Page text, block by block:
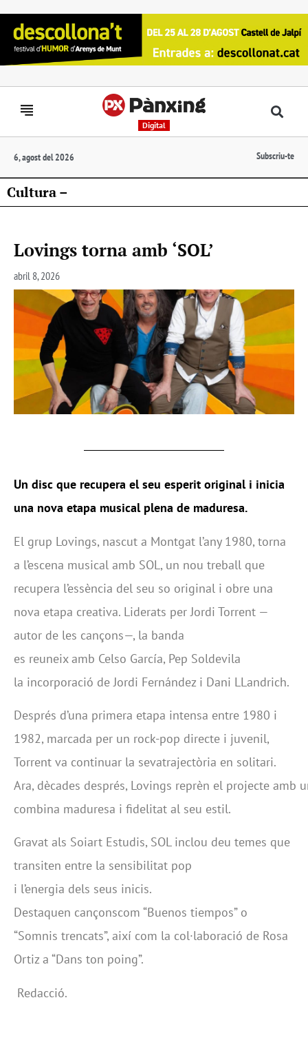
Digital
6, agost del 2026 Subscriu-te
Cultura –
Lovings torna amb ‘SOL’
abril 8, 2026
Un disc que recupera el seu esperit original i inicia
una nova etapa musical plena de maduresa.
El grup Lovings, nascut a Montgat l’any 1980, torna
a l’escena musical amb SOL, un nou treball que
recupera l’essència del seu so original i obre una
nova etapa creativa. Liderats per Jordi Torrent —
autor de les cançons—, la banda
es reuneix amb Celso García, Pep Soldevila
la incorporació de Jordi Fernández i Dani LLandrich.
Després d’una primera etapa intensa entre 1980 i
1982, marcada per un rock-pop directe i juvenil,
Torrent va continuar la sevatrajectòria en solitari.
Ara, dècades després, Lovings reprèn el projecte amb
combina maduresa i fidelitat al seu estil.
Gravat als Soiart Estudis, SOL inclou deu temes que
transiten entre la sensibilitat pop
i l’energia dels seus inicis.
Destaquen cançonscom “Buenos tiempos” o
“Somnis trencats”, així com la col·laboració de Rosa
Ortiz a “Dans ton poing”.
Redacció.